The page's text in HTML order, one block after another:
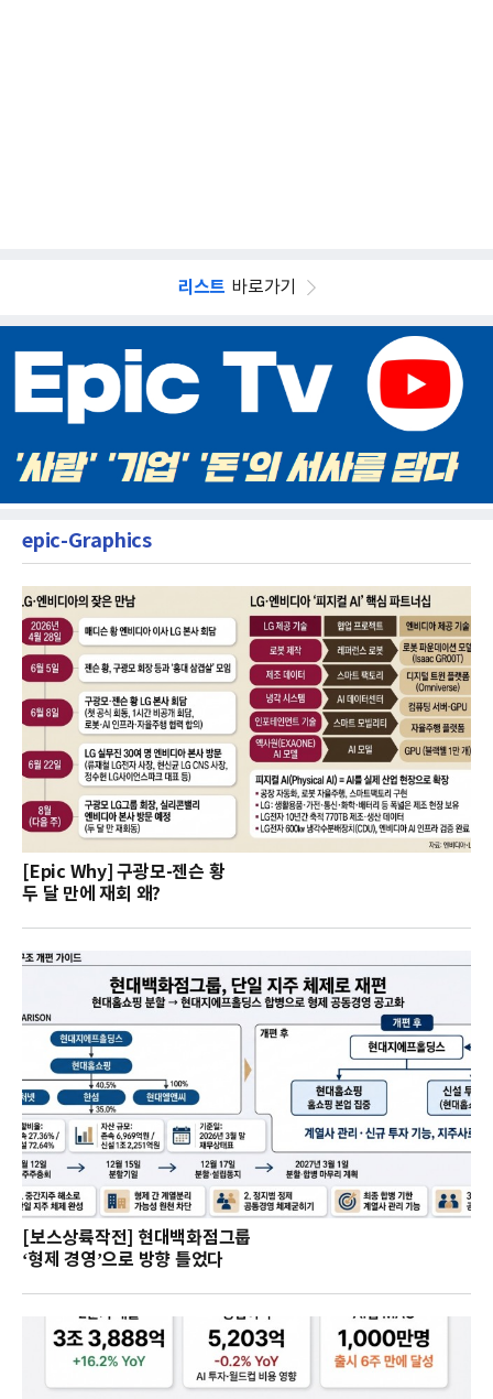
리스트 바로가기
epic-Graphics
[Epic Why] 구광모-젠슨 황
두 달 만에 재회 왜?
[보스상륙작전] 현대백화점그룹
‘형제 경영’으로 방향 틀었다